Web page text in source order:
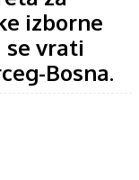
izborne
se vrati
Bosna.